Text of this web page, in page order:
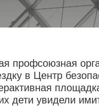
профсоюзная
в Центр
дети увидели